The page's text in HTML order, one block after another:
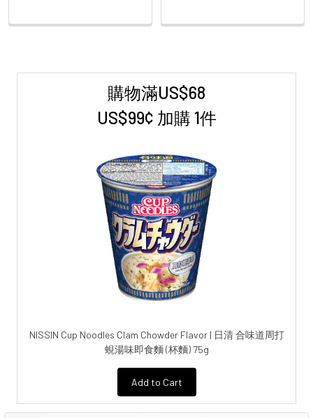
購物滿US$68
US$99¢ 加購 1件
NISSIN Cup Noodles Clam Chowder Flavor | 日清 合味道周打
蜆湯味即食麵 (杯麵) 75g
Add to Cart